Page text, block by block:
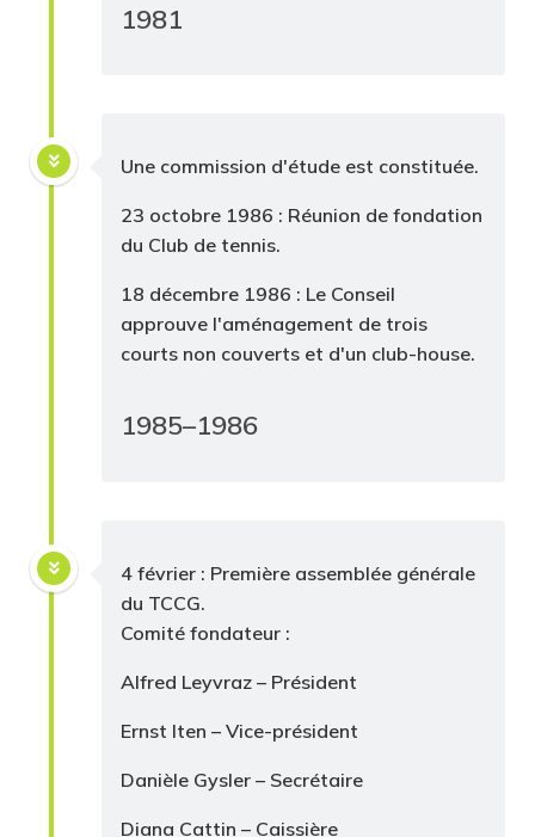
1981
Une commission d'étude est constituée.
23 octobre 1986 : Réunion de fondation
du Club de tennis.
18 décembre 1986 : Le Conseil
approuve l'aménagement de trois
courts non couverts et d'un club-house.
1985–1986
4 février : Première assemblée générale
du TCCG.
Comité fondateur :
Alfred Leyvraz – Président
Ernst Iten – Vice-président
Danièle Gysler – Secrétaire
Diana Cattin – Caissière